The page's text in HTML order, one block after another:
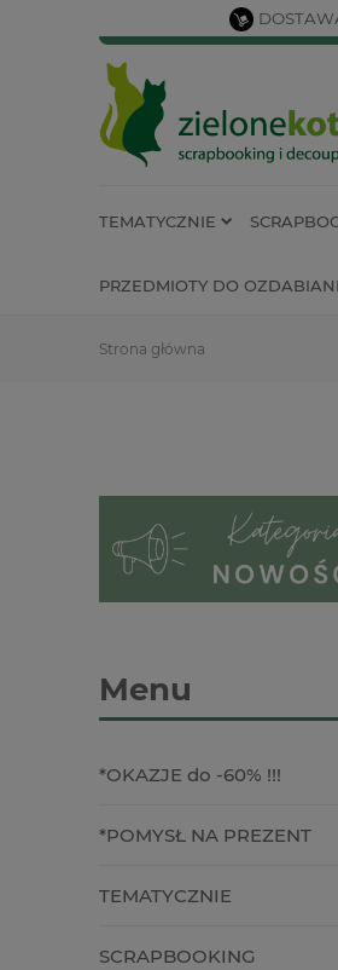
TEMATYCZNIE
PRZEDMIOTY DO
Strona główna
Menu
*OKAZJE do -60% !!!
*POMYSŁ NA PREZENT
TEMATYCZNIE
SCRAPBOOKING